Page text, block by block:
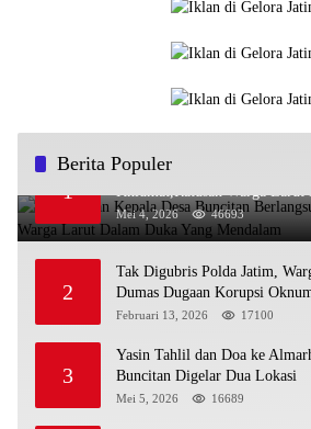
Berita Populer
1
Pemakaman Kepala Desa Buncitan
Khidmat,Ratusan Warga Larut
Mendalam
Mei 4, 2026 46693
2
Tak Digubris Polda Jatim,
Dumas Dugaan Korupsi
Kapolri
Februari 13, 2026 17100
3
Yasin Tahlil dan Doa ke
Buncitan Digelar Dua Lokasi
Mei 5, 2026 16689